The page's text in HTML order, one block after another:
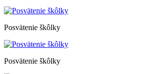
Posvätenie škôlky
Posvätenie škôlky